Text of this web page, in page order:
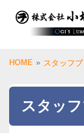
HOME » スタッフ
スタッ